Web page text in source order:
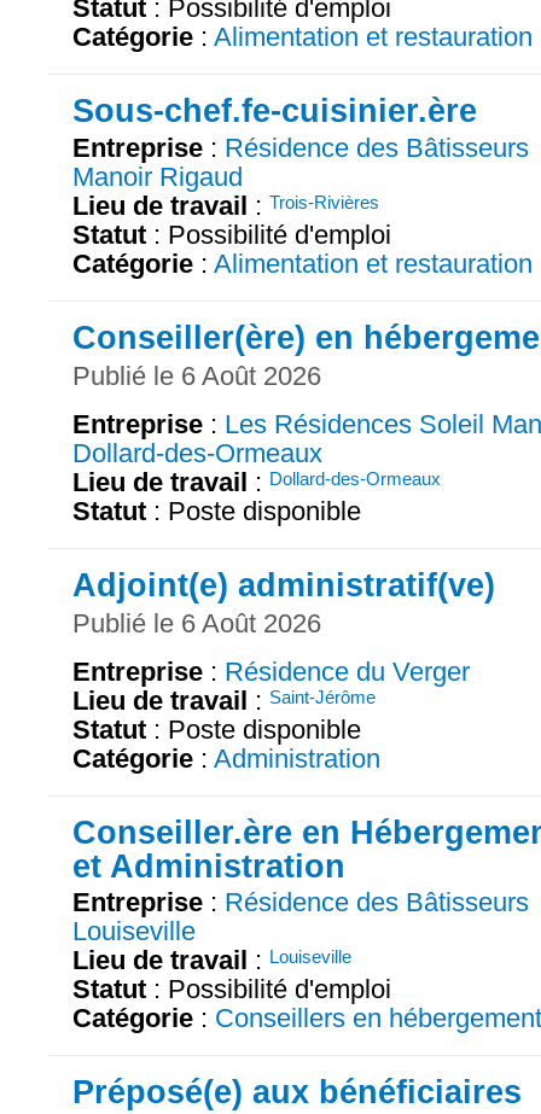
Statut : Possibilité d'emploi
Catégorie : Alimentation et restauration
Sous-chef.fe-cuisinier.ère
Entreprise : Résidence des Bâtisseurs
Manoir Rigaud
Lieu de travail : Trois-Rivières
Statut : Possibilité d'emploi
Catégorie : Alimentation et restauration
Conseiller(ère) en
Publié le 6 Août 2026
Entreprise : Les Résidences Soleil
Dollard-des-Ormeaux
Lieu de travail : Dollard-des-Ormeaux
Statut : Poste disponible
Adjoint(e) administratif(ve)
Publié le 6 Août 2026
Entreprise : Résidence du Verger
Lieu de travail : Saint-Jérôme
Statut : Poste disponible
Catégorie : Administration
Conseiller.ère en
et Administration
Entreprise : Résidence des Bâtisseurs
Louiseville
Lieu de travail : Louiseville
Statut : Possibilité d'emploi
Catégorie : Conseillers en hébergement
Préposé(e) aux bénéficiaires